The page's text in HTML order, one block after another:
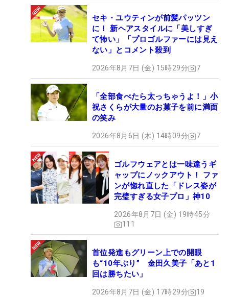
セキ・ユウティンが前髪パッツン
に！ 新ヘアスタイルに「美しすぎ
て怖い」「プロゴルファーには見え
ない」とコメント殺到
2026年8月7日 (金) 15時29分 7
「全部食べたら太っちゃうよ！」小
祝さくらが大量のお菓子を前に満面
の笑み
2026年8月6日 (木) 14時09分 7
ゴルフウェアとは一味違うギ
ャップにノックアウト！ ファ
ンが惚れ直した「ドレス姿が
完璧すぎる女子プロ」神10
2026年8月7日 (金) 19時45分
111
首位発進もグリーン上での開眼
も“10年ぶり” 金田久美子「あと1
回は勝ちたい」
2026年8月7日 (金) 17時29分 19